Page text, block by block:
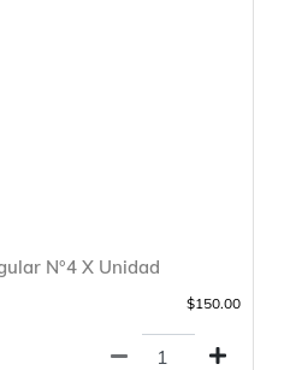
N°4 X Unidad
$150.00